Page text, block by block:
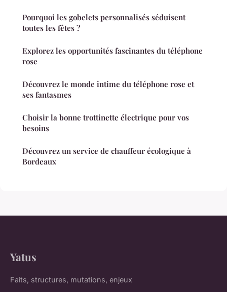
Pourquoi les gobelets personnalisés séduisent
toutes les fêtes ?
Explorez les opportunités fascinantes du téléphone
rose
Découvrez le monde intime du téléphone rose et
ses fantasmes
Choisir la bonne trottinette électrique pour vos
besoins
Découvrez un service de chauffeur écologique à
Bordeaux
Yatus
Faits, structures, mutations, enjeux